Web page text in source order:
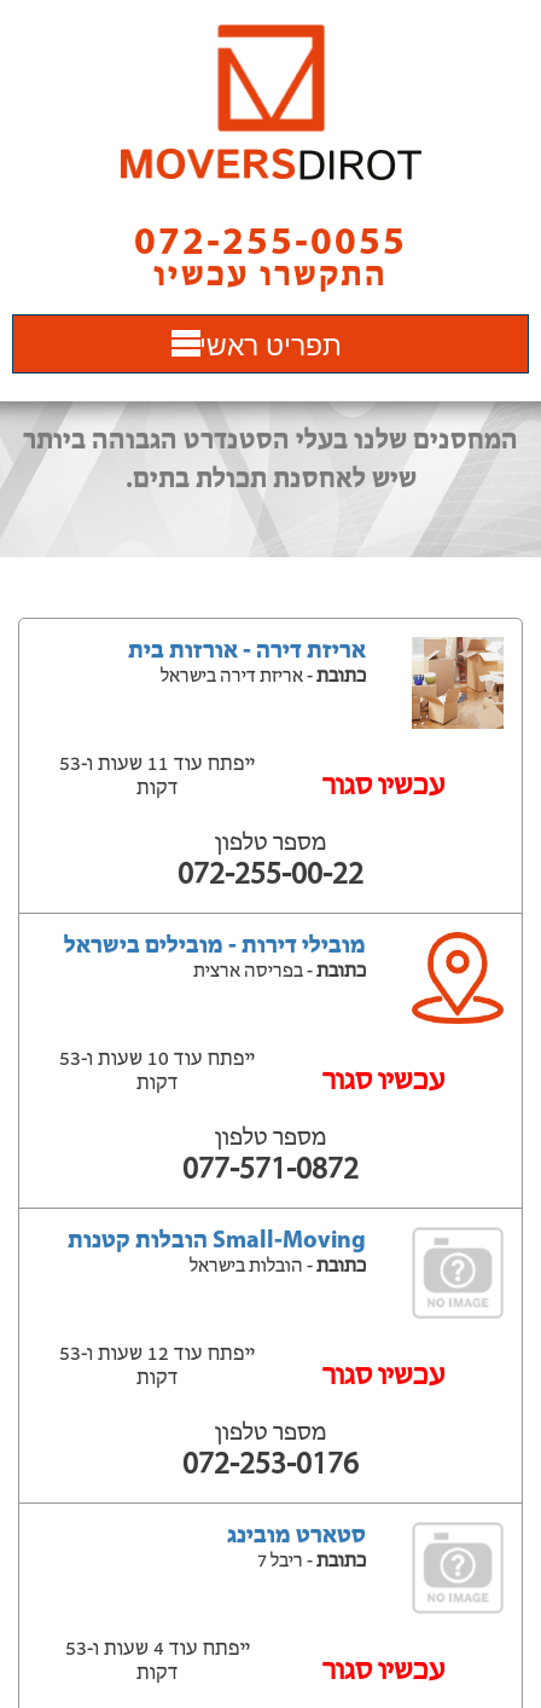
072-255-0055
התקשרו עכשיו
תפריט ראשי
המחסנים שלנו בעלי הסטנדרט הגבוהה ביותר
שיש לאחסנת תכולת בתים.
אריזת דירה - אורזות בית
כתובת- אריזת דירה בישראל
עכשיו סגור
ייפתח עוד 11 שעות ‫ו-53
דקות
מספר טלפון
072-255-00-22
מובילי דירות - מובילים בישראל
כתובת- בפריסה ארצית
עכשיו סגור
ייפתח עוד 10 שעות ‫ו-53
דקות
מספר טלפון
077-571-0872
Small-Moving הובלות קטנות
כתובת- הובלות בישראל
עכשיו סגור
ייפתח עוד 12 שעות ‫ו-53
דקות
מספר טלפון
072-253-0176
סטארט מובינג
כתובת- ריבל 7
עכשיו סגור
ייפתח עוד 4 שעות ‫ו-53
דקות